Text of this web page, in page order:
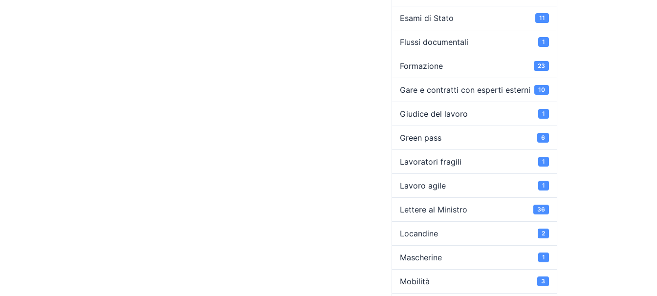
Esami di Stato 11
Flussi documentali 1
Formazione 23
Gare e contratti con esperti esterni 10
Giudice del lavoro 1
Green pass 6
Lavoratori fragili 1
Lavoro agile 1
Lettere al Ministro 36
Locandine 2
Mascherine 1
Mobilità 3